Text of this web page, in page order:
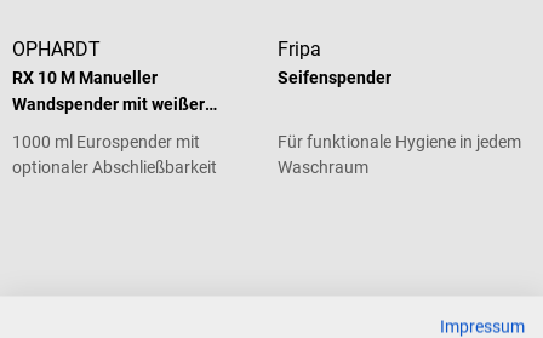
OPHARDT
RX 10 M Manueller
Wandspender mit weißer
Abtropfschale
1000 ml Eurospender mit
optionaler Abschließbarkeit
Fripa
Seifenspender
Für funktionale Hygiene in jedem
Waschraum
Impressum